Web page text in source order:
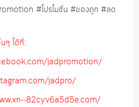
#โปรโมชั่น #ของถูก #ลด
ๆ ได้ที่:
jadpromotion/
jadpro/
82cyv6a5d5e.com/